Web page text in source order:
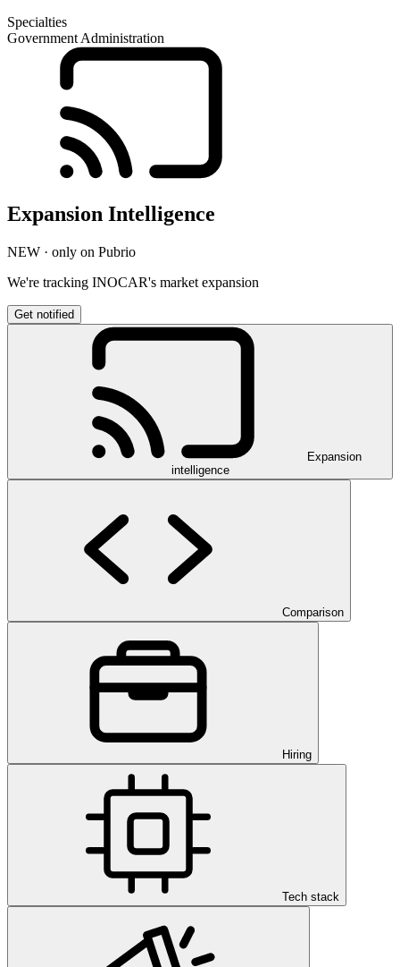
Specialties
Government Administration
Expansion Intelligence
NEW · only on Pubrio
We're tracking INOCAR's market expansion
Get notified
Expansion
intelligence
Comparison
Hiring
Tech stack